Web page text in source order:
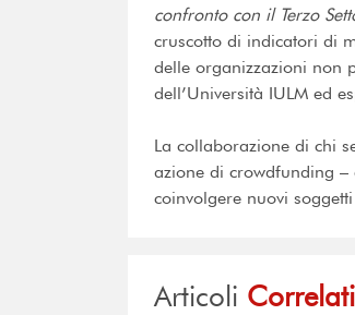
confronto con il Terzo
cruscotto di indicatori di
delle organizzazioni non
dell’Università IULM ed
La collaborazione di chi
azione di crowdfunding
coinvolgere nuovi
Articoli Correlati